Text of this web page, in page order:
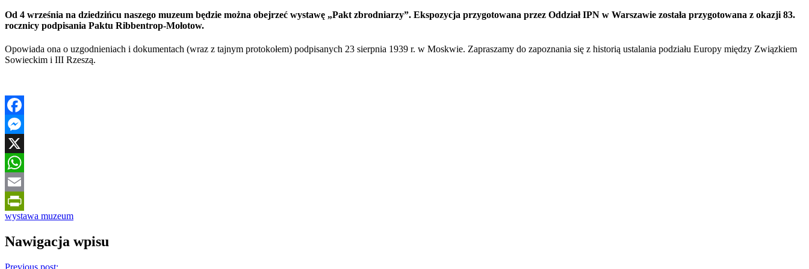
Od 4 września na dziedzińcu naszego muzeum będzie można obejrzeć wystawę „Pakt zbrodniarzy”. Ekspozycja przygotowana przez Oddział IPN w Warszawie została przygotowana z okazji 83.
rocznicy podpisania Paktu Ribbentrop-Mołotow.
Opowiada ona o uzgodnieniach i dokumentach (wraz z tajnym protokołem) podpisanych 23 sierpnia 1939 r. w Moskwie. Zapraszamy do zapoznania się z historią ustalania podziału Europy między Związkiem
Sowieckim i III Rzeszą.
Facebook
Messenger
X
WhatsApp
Email
PrintFriendly
wystawa muzeum
Nawigacja wpisu
Previous post: